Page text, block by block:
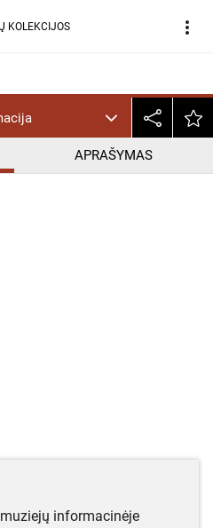
KOLEKCIJOS more_vert
APRAŠYMAS
informacinėje